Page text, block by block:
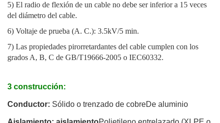
5) El radio de flexión de un cable no debe ser inferior a 15 veces
del diámetro del cable.
6) Voltaje de prueba (A. C.): 3.5kV/5 min.
7) Las propiedades pirorretardantes del cable cumplen con los
grados A, B, C de GB/T19666-2005 o IEC60332.
3 construcción:
Conductor: Sólido o trenzado de cobreDe aluminio